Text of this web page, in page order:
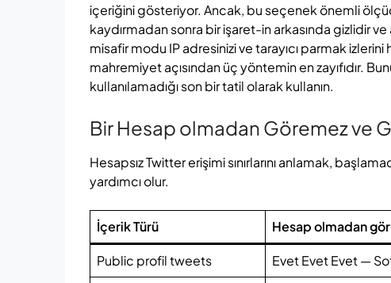
içeriğini gösteriyor. Ancak, bu seçenek önemli
kaydırmadan sonra bir işaret-in arkasında gizlidir ve
misafir modu IP adresinizi ve tarayıcı parmak
mahremiyet açısından üç yöntemin en zayıfıdır.
kullanılamadığı son bir tatil olarak kullanın.
Bir Hesap olmadan Göremez ve
Hesapsız Twitter erişimi sınırlarını anlamak,
yardımcı olur.
İçerik Türü Hesap olmadan
Public profil tweets
Evet Evet Evet —